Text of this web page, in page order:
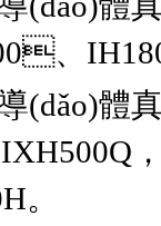
、
(dǎo)
。